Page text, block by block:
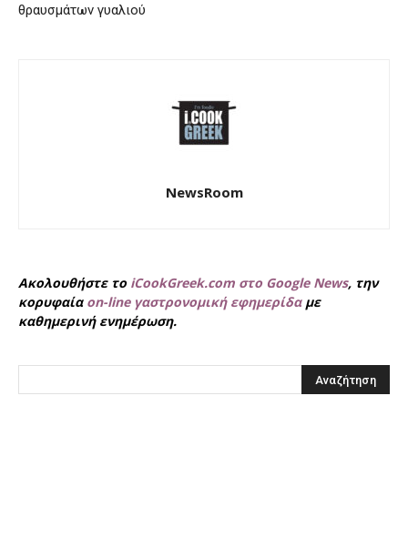
θραυσμάτων γυαλιού
NewsRoom
Ακολουθήστε το iCookGreek.com στο Google News, την
κορυφαία on-line γαστρονομική εφημερίδαμε
καθημερινή ενημέρωση.